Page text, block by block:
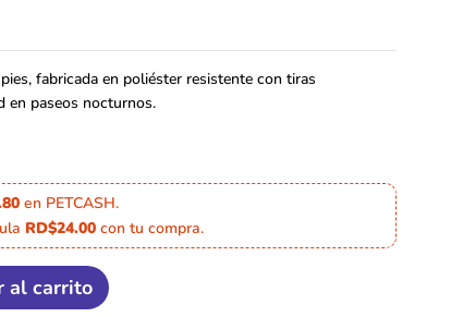
fabricada en poliéster resistente con tiras
en paseos nocturnos.
en PETCASH.
RD$24.00 con tu compra.
al carrito